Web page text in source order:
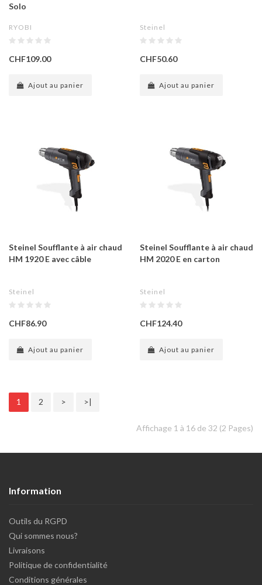
Solo
RYOBI
CHF109.00
Ajout au panier
Steinel
CHF50.60
Ajout au panier
Steinel Soufflante à air chaud
HM 1920 E avec câble
Steinel
CHF86.90
Ajout au panier
Steinel Soufflante à air chaud
HM 2020 E en carton
Steinel
CHF124.40
Ajout au panier
1 2 > >|
Affichage 1 à 16 de 32 (2 Pages)
Information
Outils du RGPD
Qui sommes nous?
Livraisons
Politique de confidentialité
Conditions générales